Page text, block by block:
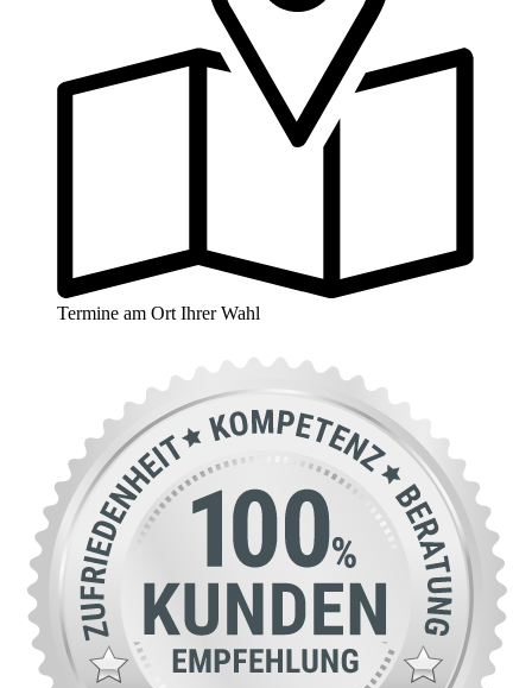
Termine am Ort Ihrer Wahl